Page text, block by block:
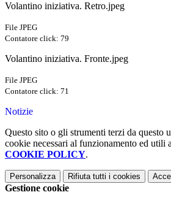
Volantino iniziativa. Retro.jpeg
File JPEG
Contatore click: 79
Volantino iniziativa. Fronte.jpeg
File JPEG
Contatore click: 71
Notizie
Questo sito o gli strumenti terzi da questo
cookie necessari al funzionamento ed utili
COOKIE POLICY.
Personalizza Rifiuta tutti i cookies
Gestione cookie